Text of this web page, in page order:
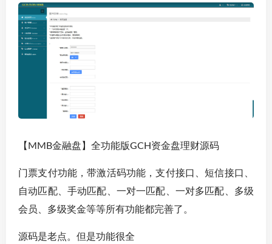
【MMB金融盘】全功能版GCH资金盘理财源码
门票支付功能，带激活码功能，支付接口、短信接口、
自动匹配、手动匹配、一对一匹配、一对多匹配、多级
会员、多级奖金等等所有功能都完善了。
源码是老点。但是功能很全